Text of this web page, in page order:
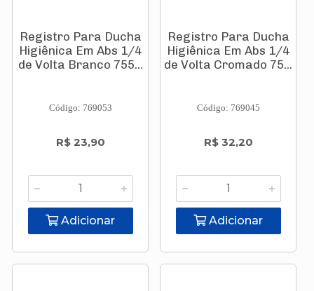
Registro Para Ducha
Higiênica Em Abs 1/4
de Volta Branco 755...
Código: 769053
R$ 23,90
Adicionar
Registro Para Ducha
Higiênica Em Abs 1/4
de Volta Cromado 75...
Código: 769045
R$ 32,20
Adicionar